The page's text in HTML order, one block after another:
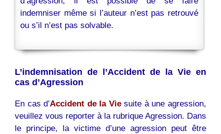
indemniser même si l’auteur n’est pas retrouvé
ou s’il n’est pas solvable.
L’indemnisation de l’Accident de la Vie en
cas d’Agression
En cas d’Accident de la Viesuite à une agression,
veuillez vous reporter à la rubrique Agression. Dans
le principe, la victime d’une agression peut être